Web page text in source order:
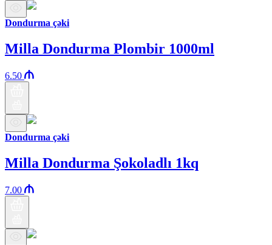
Dondurma çəki
Milla Dondurma Plombir 1000ml
6.50
Dondurma çəki
Milla Dondurma Şokoladlı 1kq
7.00